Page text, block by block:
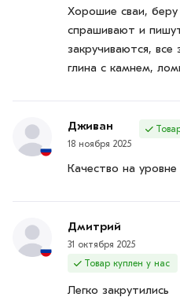
Хорошие сваи,
спрашивают и
закручиваются, все
глина с камнем,
Дживан
18 ноября 2025
Качество на уровне
Дмитрий
31 октября 2025
Товар куплен у нас
Легко закрутились